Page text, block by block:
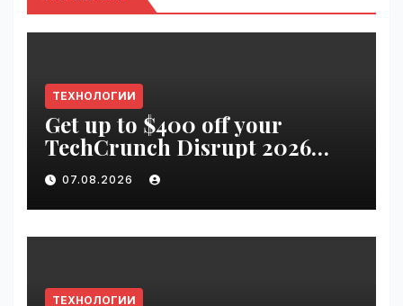
ТЕХНОЛОГИИ
Get up to $400 off your
TechCrunch Disrupt 2026
pass until tomorrow |
VseTime.ru
07.08.2026
ТЕХНОЛОГИИ